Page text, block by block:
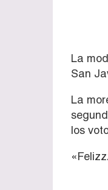
La
San
La
los